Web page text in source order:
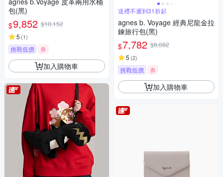
包(黑)
$9,852 $10,152
5 (1)
挑戰低價 券
加入購物車
送禮不遲到31折起
agnes b. Voyage 經典尼龍金拉
鍊旅行包(黑)
$7,782 $8,082
5 (2)
挑戰低價 券
加入購物車